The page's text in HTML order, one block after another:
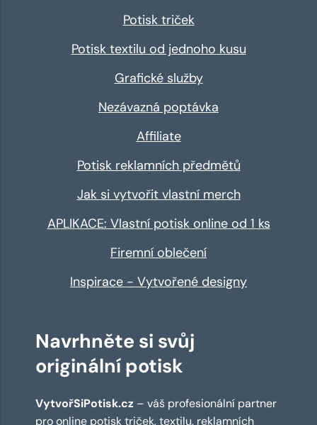
Potisk triček
Potisk textilu od jednoho kusu
Grafické služby
Nezávazná poptávka
Affiliate
Potisk reklamních předmětů
Jak si vytvořit vlastní merch
APLIKACE: Vlastní potisk online od 1 ks
Firemní oblečení
Inspirace - Vytvořené designy
Navrhněte si svůj
originální potisk
VytvořSiPotisk.cz – váš profesionální partner
pro online potisk triček,textilu, reklamních